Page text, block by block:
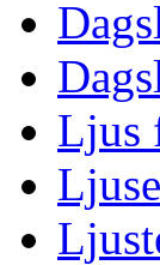
Ljus